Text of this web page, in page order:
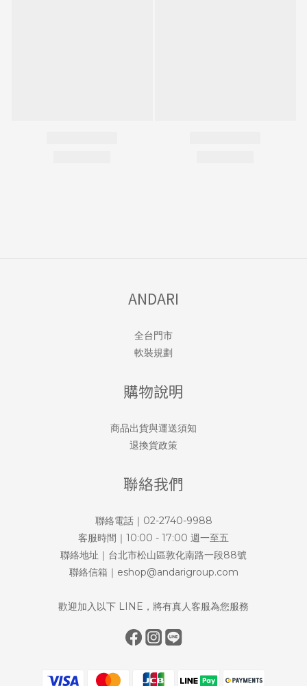
ANDARI
全台門市
軟裝規劃
購物說明
商品出貨與運送須知
退換貨政策
聯絡我們
聯絡電話｜02-2740-9988
客服時間｜10:00 - 17:00 週一至五
聯絡地址｜台北市松山區敦化南路一段88號
聯絡信箱｜eshop@andarigroup.com
歡迎加入以下 LINE，將有真人客服為您服務